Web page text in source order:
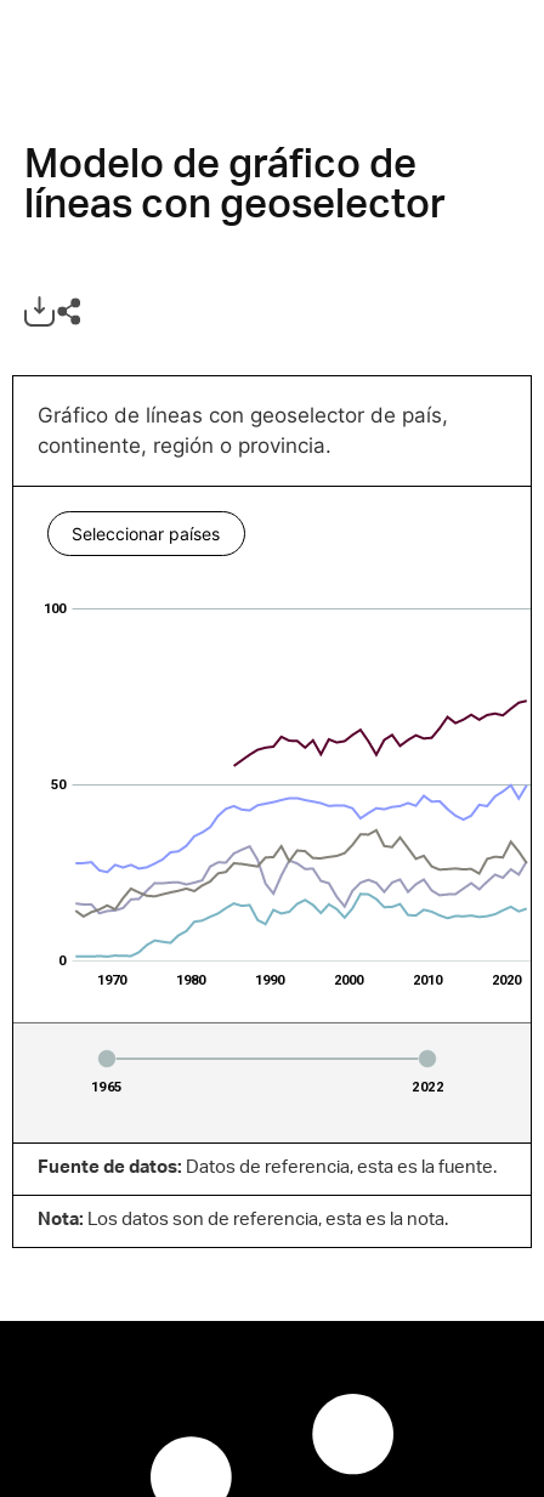
Modelo de gráfico de
líneas con geoselector
Gráfico de líneas con geoselector de país,
continente, región o provincia.
Fuente de datos: Datos de referencia, esta es la fuente.
Nota: Los datos son de referencia, esta es la nota.